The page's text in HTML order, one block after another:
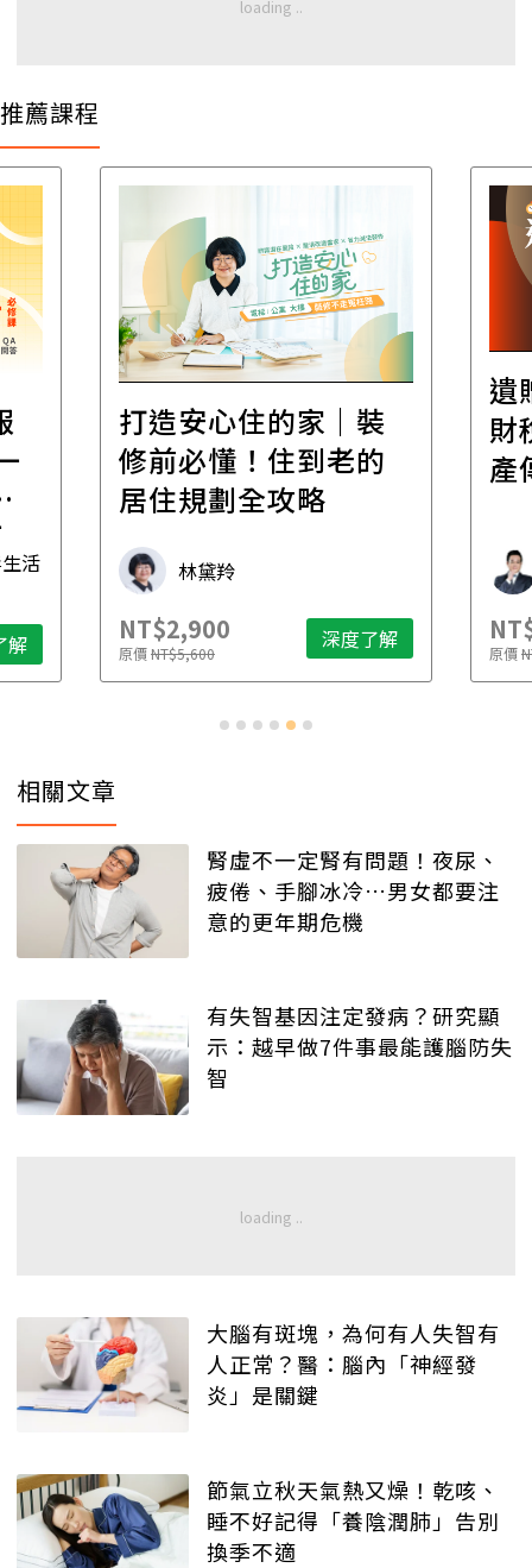
推薦課程
活
解
打造安心住的家｜裝
修前必懂！住到老的
居住規劃全攻略
林黛羚
NT$2,900
原價NT$5,600 深度了解
遺
財
產
原價
相關文章
腎虛不一定腎有問題！夜尿、
疲倦、手腳冰冷…男女都要注
意的更年期危機
有失智基因注定發病？研究顯
示：越早做7件事最能護腦防失
智
大腦有斑塊，為何有人失智有
人正常？醫：腦內「神經發
炎」是關鍵
節氣立秋天氣熱又燥！乾咳、
睡不好記得「養陰潤肺」告別
換季不適